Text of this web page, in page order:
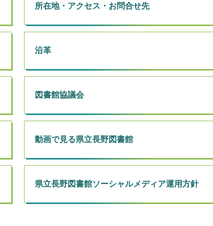
所在地・アクセス・お問合せ先
沿革
図書館協議会
動画で見る県立長野図書館
県立長野図書館ソーシャルメディア運用方針